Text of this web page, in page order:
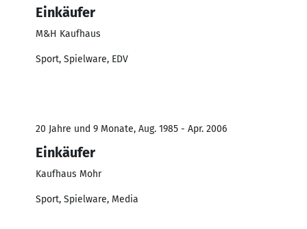
Einkäufer
M&H Kaufhaus
Sport, Spielware, EDV
20 Jahre und 9 Monate, Aug. 1985 - Apr. 2006
Einkäufer
Kaufhaus Mohr
Sport, Spielware, Media